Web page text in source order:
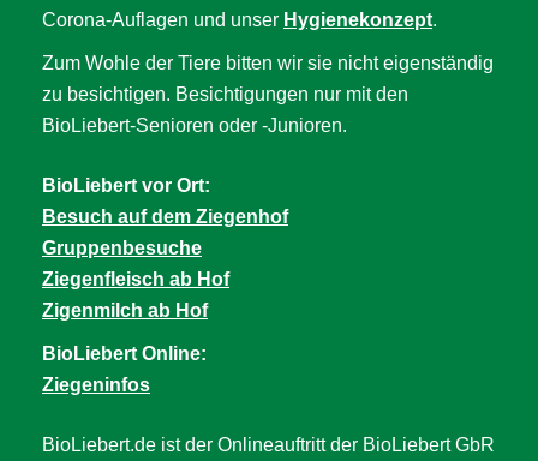
Corona-Auflagen und unser Hygienekonzept.
Zum Wohle der Tiere bitten wir sie nicht eigenständig
zu besichtigen. Besichtigungen nur mit den
BioLiebert-Senioren oder -Junioren.
BioLiebert vor Ort:
Besuch auf dem Ziegenhof
Gruppenbesuche
Ziegenfleisch ab Hof
Zigenmilch ab Hof
BioLiebert Online:
Ziegeninfos
BioLiebert.de ist der Onlineauftritt der BioLiebert GbR